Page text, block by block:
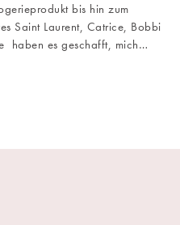
bis hin zum
Saint Laurent, Catrice, Bobbi
haben es geschafft, mich…